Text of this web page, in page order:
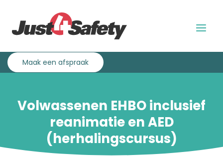
gaan
hoofdnavigatie
Menu
Maak een afspraak
Volwassenen EHBO inclusief
reanimatie en AED
(herhalingscursus)